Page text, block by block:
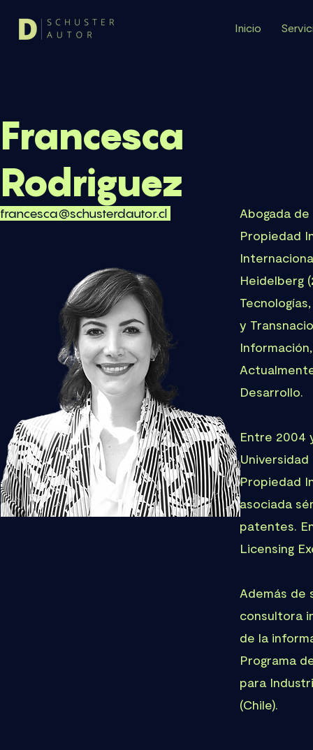
Inicio
Francesca
Rodriguez
francesca@schusterdautor.cl
Abogada
Propiedad
Heidelberg
y
Desarrollo.
Entre 2004
Universidad
Propiedad
asociada
patentes.
Licensing
Además de
consultora
de la
Programa
para
(Chile).